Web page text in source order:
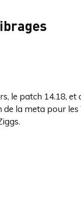
le patch 14.18, et
la meta pour